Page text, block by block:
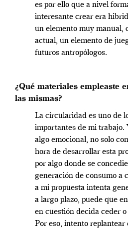
es por ello que a nivel
interesante crear era
un elemento muy manual,
actual, un elemento de
futuros antropólogos.
¿Qué materiales empleaste
las mismas?
La circularidad es uno de
importantes de mi trabajo.
algo emocional, no solo
hora de desarrollar esta
por algo donde se
generación de consumo a
a mi propuesta intenta
a largo plazo, puede que
en cuestión decida ceder
Por eso, intento replantear